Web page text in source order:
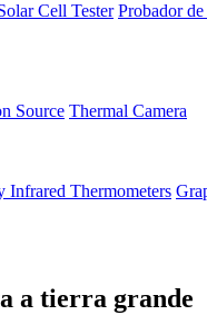
Cell Tester Probador
Source Thermal Camera
Infrared Thermometers
a tierra grande